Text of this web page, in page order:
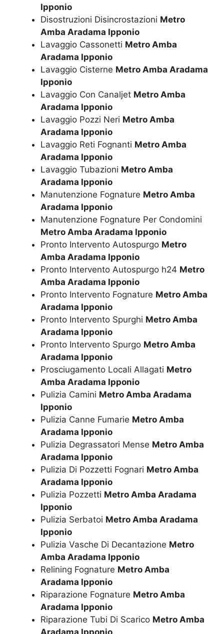
Ipponio
Disostruzioni Disincrostazioni Metro
Amba Aradama Ipponio
Lavaggio Cassonetti Metro Amba
Aradama Ipponio
Lavaggio Cisterne Metro Amba Aradama
Ipponio
Lavaggio Con Canaljet Metro Amba
Aradama Ipponio
Lavaggio Pozzi Neri Metro Amba
Aradama Ipponio
Lavaggio Reti Fognanti Metro Amba
Aradama Ipponio
Lavaggio Tubazioni Metro Amba
Aradama Ipponio
Manutenzione Fognature Metro Amba
Aradama Ipponio
Manutenzione Fognature Per Condomini
Metro Amba Aradama Ipponio
Pronto Intervento Autospurgo Metro
Amba Aradama Ipponio
Pronto Intervento Autospurgo h24 Metro
Amba Aradama Ipponio
Pronto Intervento Fognature Metro Amba
Aradama Ipponio
Pronto Intervento Spurghi Metro Amba
Aradama Ipponio
Pronto Intervento Spurgo Metro Amba
Aradama Ipponio
Prosciugamento Locali Allagati Metro
Amba Aradama Ipponio
Pulizia Camini Metro Amba Aradama
Ipponio
Pulizia Canne Fumarie Metro Amba
Aradama Ipponio
Pulizia Degrassatori Mense Metro Amba
Aradama Ipponio
Pulizia Di Pozzetti Fognari Metro Amba
Aradama Ipponio
Pulizia Pozzetti Metro Amba Aradama
Ipponio
Pulizia Serbatoi Metro Amba Aradama
Ipponio
Pulizia Vasche Di Decantazione Metro
Amba Aradama Ipponio
Relining Fognature Metro Amba
Aradama Ipponio
Riparazione Fognature Metro Amba
Aradama Ipponio
Riparazione Tubi Di Scarico Metro Amba
Aradama Ipponio